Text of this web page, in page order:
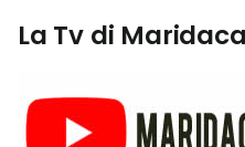
La Tv di